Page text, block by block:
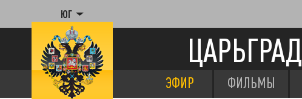
ЮГ
ЦАРЬГРАД
ЭФИР ФИЛЬМЫ